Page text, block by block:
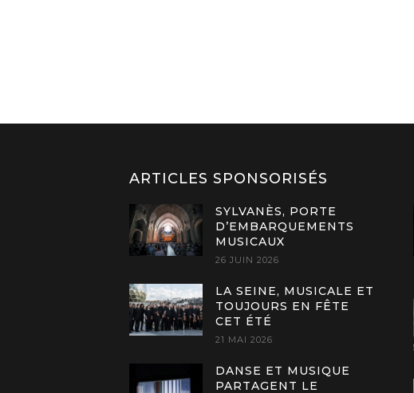
ARTICLES SPONSORISÉS
SYLVANÈS, PORTE
D’EMBARQUEMENTS
MUSICAUX
26 JUIN 2026
LA SEINE, MUSICALE ET
TOUJOURS EN FÊTE
CET ÉTÉ
21 MAI 2026
DANSE ET MUSIQUE
PARTAGENT LE